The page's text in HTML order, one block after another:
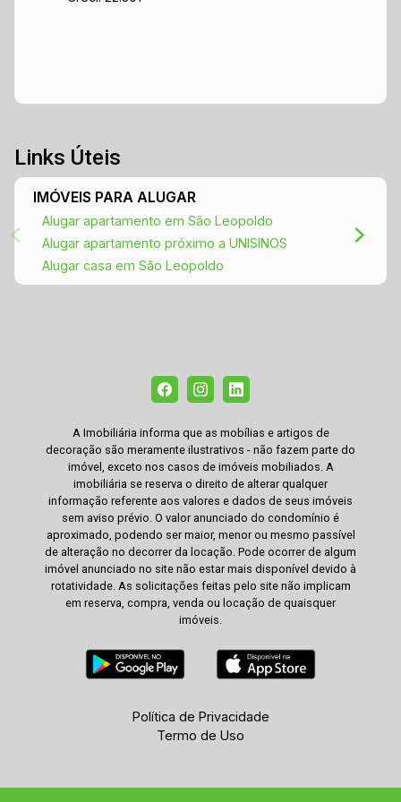
Links Úteis
IMÓVEIS PARA ALUGAR
Alugar apartamento em São Leopoldo
Alugar apartamento próximo a UNISINOS
Alugar casa em São Leopoldo
A Imobiliária informa que as mobílias e artigos de
decoração são meramente ilustrativos - não fazem parte do
imóvel, exceto nos casos de imóveis mobiliados. A
imobiliária se reserva o direito de alterar qualquer
informação referente aos valores e dados de seus imóveis
sem aviso prévio. O valor anunciado do condomínio é
aproximado, podendo ser maior, menor ou mesmo passível
de alteração no decorrer da locação. Pode ocorrer de algum
imóvel anunciado no site não estar mais disponível devido à
rotatividade. As solicitações feitas pelo site não implicam
em reserva, compra, venda ou locação de quaisquer
imóveis.
Política de Privacidade
Termo de Uso